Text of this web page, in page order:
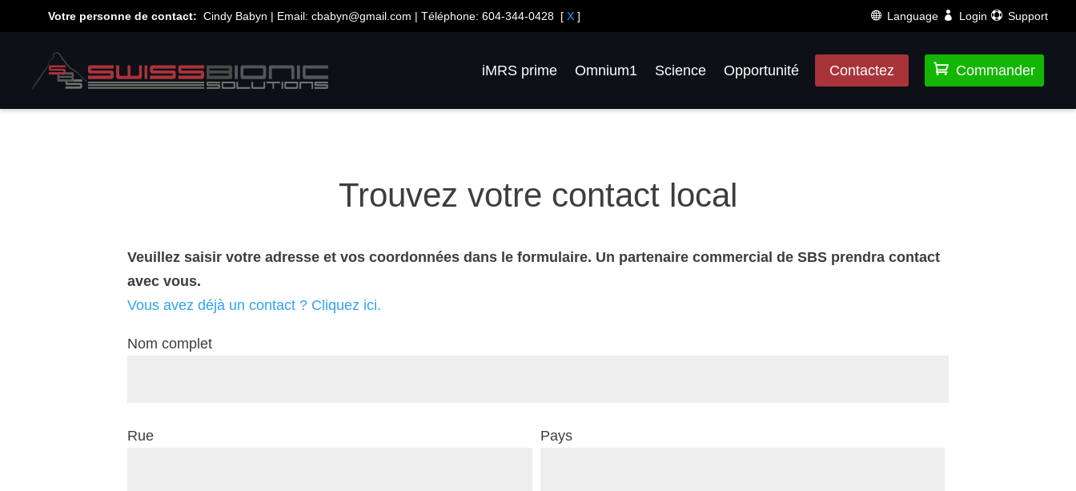
Votre personne de contact:Cindy Babyn | Email:cbabyn@gmail.com | Téléphone:604-344-0428 [X ] Language Login Support
iMRS prime Omnium1 Science Opportunité Contactez  Commander
Trouvez votre contact local
Veuillez saisir votre adresse et vos coordonnées dans le formulaire. Un partenaire commercial de SBS prendra contact
avec vous.
Vous avez déjà un contact ? Cliquez ici.
Nom complet
Rue Pays